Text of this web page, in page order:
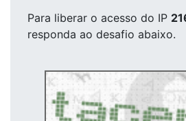
Para liberar o acesso do IP
responda ao desafio abaixo.